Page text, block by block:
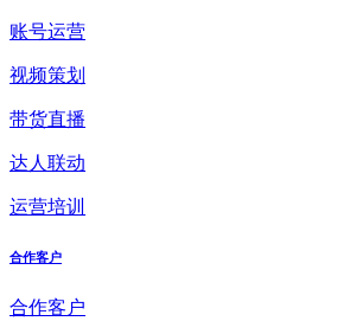
账号运营
视频策划
带货直播
达人联动
运营培训
合作客户
合作客户